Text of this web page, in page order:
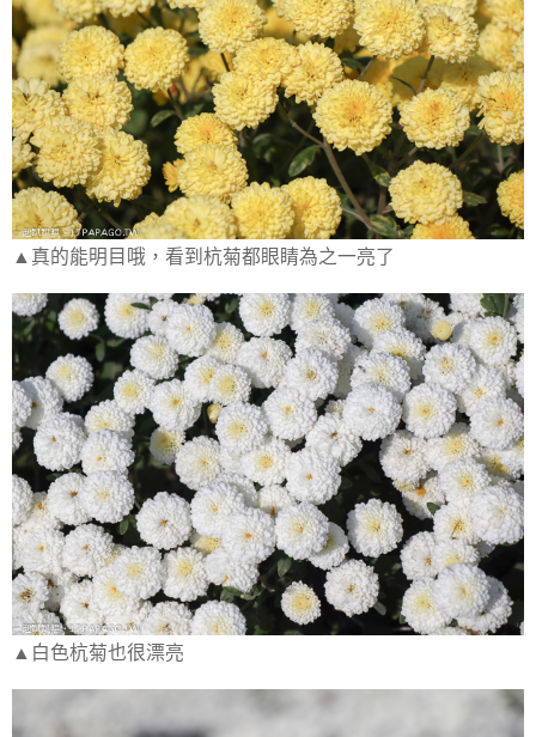
▲真的能明目哦，看到杭菊都眼睛為之一亮了
▲白色杭菊也很漂亮